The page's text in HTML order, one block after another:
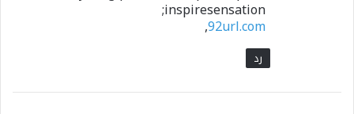
inspiresensation;
92url.com
,
رد